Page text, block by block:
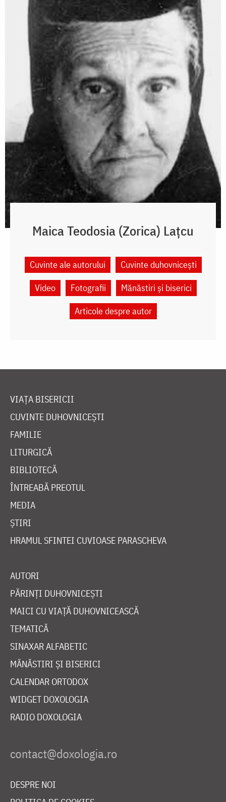
Maica Teodosia (Zorica) Lațcu
Cuvinte ale autorului
Cuvinte duhovnicești
Video
Fotografii
Mănăstiri și biserici
Articole despre autor
VIAȚA BISERICII
CUVINTE DUHOVNICEȘTI
FAMILIE
LITURGICĂ
BIBLIOTECĂ
ÎNTREABĂ PREOTUL
MEDIA
ȘTIRI
HRAMUL SFINTEI CUVIOASE PARASCHEVA
AUTORI
PĂRINȚI DUHOVNICEȘTI
MAICI CU VIAȚĂ DUHOVNICEASCĂ
TEMATICĂ
SINAXAR ALFABETIC
MĂNĂSTIRI ȘI BISERICI
CALENDAR ORTODOX
WIDGET DOXOLOGIA
RADIO DOXOLOGIA
DESPRE NOI